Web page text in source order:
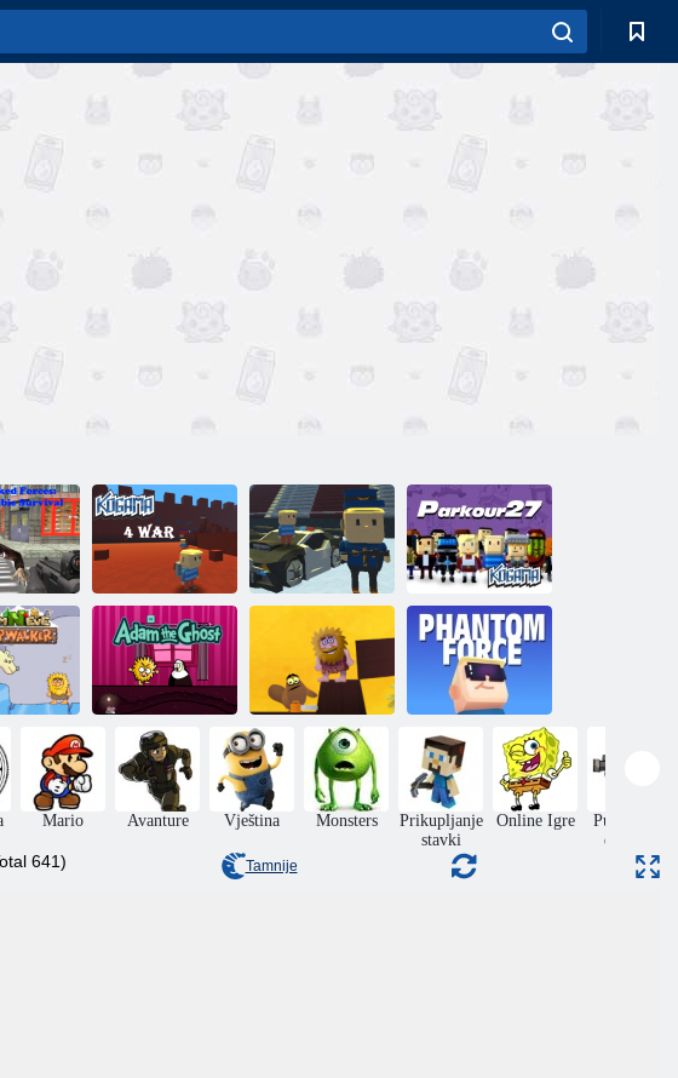
snaga:
Survival
COGAM: Četiri
rata
Kogama: Ski
skokovi!
Kogama:
Parkour 27
i Eva:
Adam i Eva:
Adam, duh
Adam i Eva 8:
Ljubavna
potraga
Kogama: moć
Mario Avanture Vještina Monsters
Prikupljanje
stavki
Online Igre
Pucanje za
dječake
641) Tamnije